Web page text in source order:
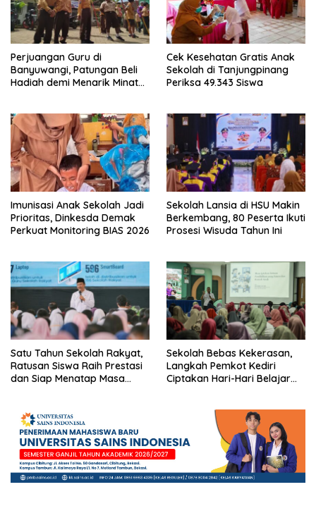
Perjuangan Guru di
Banyuwangi, Patungan Beli
Hadiah demi Menarik Minat
Cek Kesehatan Gratis Anak
Sekolah di Tanjungpinang
Periksa 49.343 Siswa
Imunisasi Anak Sekolah Jadi
Prioritas, Dinkesda Demak
Perkuat Monitoring BIAS 2026
Sekolah Lansia di HSU Makin
Berkembang, 80 Peserta Ikuti
Prosesi Wisuda Tahun Ini
Satu Tahun Sekolah Rakyat,
Ratusan Siswa Raih Prestasi
dan Siap Menatap Masa
Sekolah Bebas Kekerasan,
Langkah Pemkot Kediri
Ciptakan Hari-Hari Belajar